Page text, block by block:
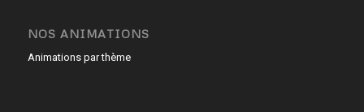
NOS ANIMATIONS
Animations par thème